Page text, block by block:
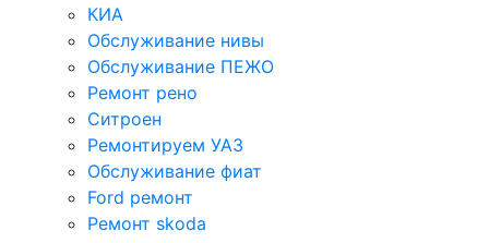
КИА
Обслуживание нивы
Обслуживание ПЕЖО
Ремонт рено
Ситроен
Ремонтируем УАЗ
Обслуживание фиат
Ford ремонт
Ремонт skoda